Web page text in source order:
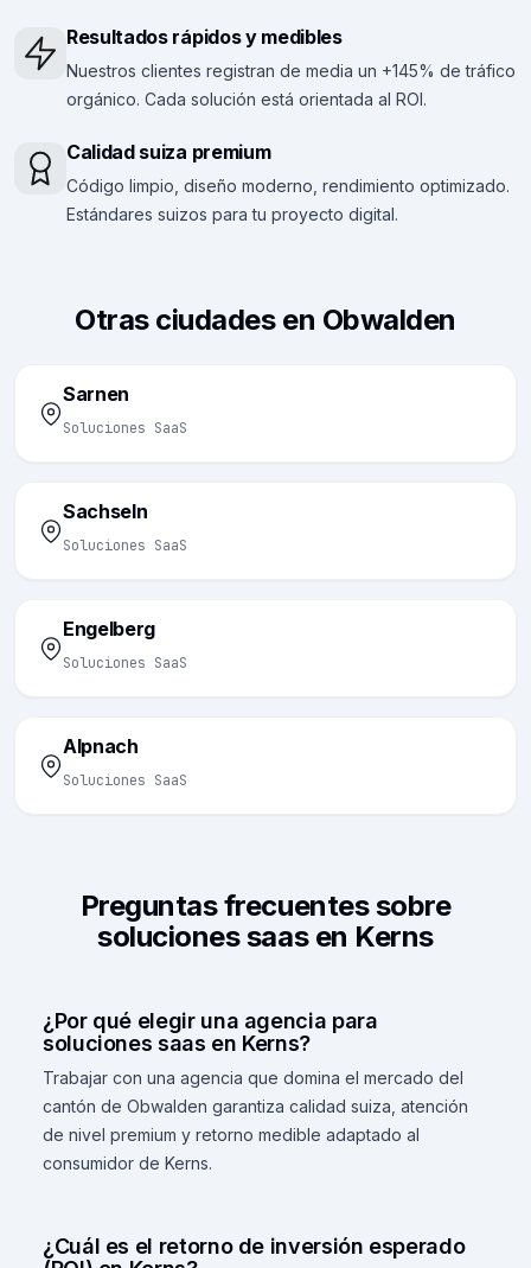
Resultados rápidos y medibles
Nuestros clientes registran de media un +145% de tráfico
orgánico. Cada solución está orientada al ROI.
Calidad suiza premium
Código limpio, diseño moderno, rendimiento optimizado.
Estándares suizos para tu proyecto digital.
Otras ciudades en Obwalden
Sarnen
Soluciones SaaS
Sachseln
Soluciones SaaS
Engelberg
Soluciones SaaS
Alpnach
Soluciones SaaS
Preguntas frecuentes sobre
soluciones saas en Kerns
¿Por qué elegir una agencia para
soluciones saas en Kerns?
Trabajar con una agencia que domina el mercado del
cantón de Obwalden garantiza calidad suiza, atención
de nivel premium y retorno medible adaptado al
consumidor de Kerns.
¿Cuál es el retorno de inversión esperado